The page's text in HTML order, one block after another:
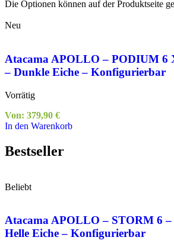
Die Optionen können auf der Produktseite
Neu
Atacama APOLLO – PODIUM 6
– Dunkle Eiche – Konfigurierbar
Vorrätig
Von: 379,90 €
In den Warenkorb
Bestseller
Beliebt
Atacama APOLLO – STORM 6
Helle Eiche – Konfigurierbar